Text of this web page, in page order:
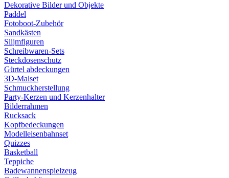
Dekorative Bilder und Objekte
Paddel
Fotoboot-Zubehör
Sandkästen
Slijmfiguren
Schreibwaren-Sets
Steckdosenschutz
Gürtel abdeckungen
3D-Malset
Schmuckherstellung
Party-Kerzen und Kerzenhalter
Bilderrahmen
Rucksack
Kopfbedeckungen
Modelleisenbahnset
Quizzes
Basketball
Teppiche
Badewannenspielzeug